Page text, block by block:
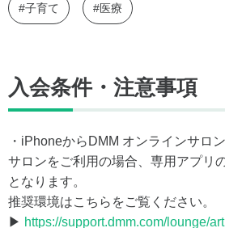
#子育て #医療
入会条件・注意事項
・iPhoneからDMM オンラインサロ
サロンをご利用の場合、専用アプリ
となります。
推奨環境はこちらをご覧ください。
▶ https://support.dmm.com/lounge/